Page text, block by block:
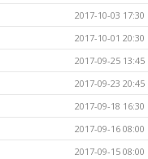
2017-10-03 17:30
2017-10-01 20:30
2017-09-25 13:45
2017-09-23 20:45
2017-09-18 16:30
2017-09-16 08:00
2017-09-15 08:00